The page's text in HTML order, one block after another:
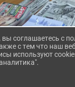
соглашаетесь с
с тем что наш
используют